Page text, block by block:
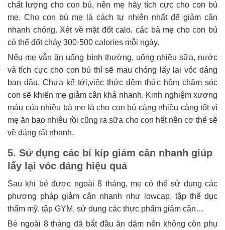
chất lượng cho con bú, nên mẹ hãy tích cực cho con bú
mẹ. Cho con bú mẹ là cách tự nhiên nhất để giảm cân
nhanh chóng. Xét về mặt đốt calo, các bà mẹ cho con bú
có thể đốt cháy 300-500 calories mỗi ngày.
Nếu mẹ vẫn ăn uống bình thường, uống nhiều sữa, nước
và tích cực cho con bú thì sẽ mau chóng lấy lại vóc dáng
ban đầu. Chưa kể tới,việc thức đêm thức hôm chăm sóc
con sẽ khiến mẹ giảm cân khá nhanh. Kinh nghiệm xương
máu của nhiều bà mẹ là cho con bú càng nhiều càng tốt vì
mẹ ăn bao nhiêu rồi cũng ra sữa cho con hết nên cơ thể sẽ
về dáng rất nhanh.
5. Sử dụng các bí kíp giảm cân nhanh giúp
lấy lại vóc dáng hiệu quả
Sau khi bé được ngoài 8 tháng, mẹ có thể sử dụng các
phương pháp giảm cân nhanh như lowcap, tập thể dục
thẩm mỹ, tập GYM, sử dụng các thực phẩm giảm cân…
Bé ngoài 8 tháng đã bắt đầu ăn dặm nên không còn phụ